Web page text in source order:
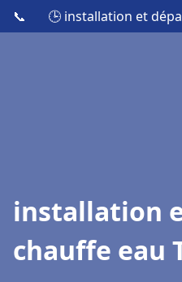
📞 🕒 installation et
installation
chauffe eau